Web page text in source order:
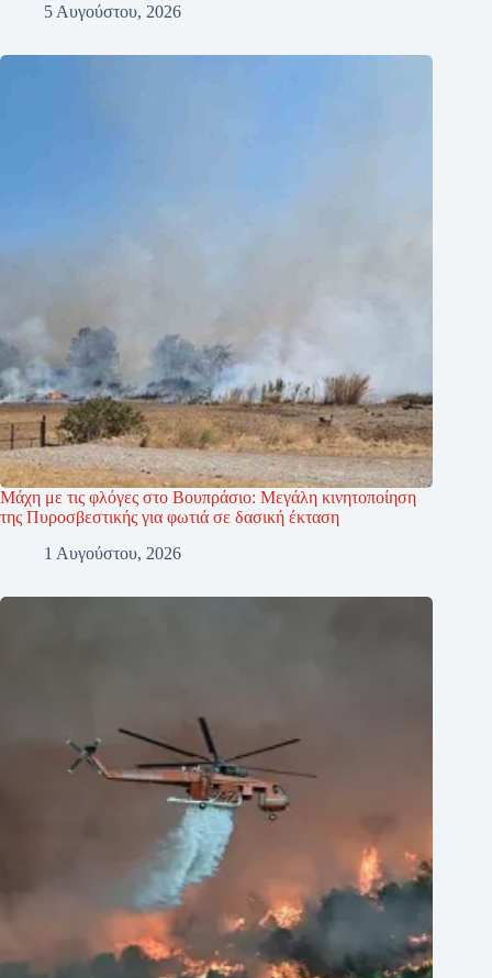
5 Αυγούστου, 2026
Μάχη με τις φλόγες στο Βουπράσιο: Μεγάλη κινητοποίηση
της Πυροσβεστικής για φωτιά σε δασική έκταση
1 Αυγούστου, 2026